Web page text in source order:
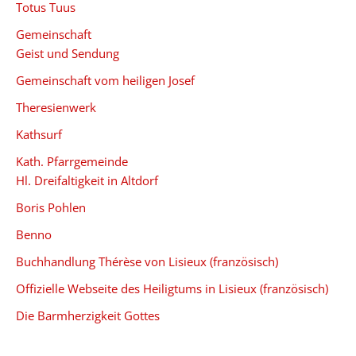
Totus Tuus
Gemeinschaft
Geist und Sendung
Gemeinschaft vom heiligen Josef
Theresienwerk
Kathsurf
Kath. Pfarrgemeinde
Hl. Dreifaltigkeit in Altdorf
Boris Pohlen
Benno
Buchhandlung Thérèse von Lisieux (französisch)
Offizielle Webseite des Heiligtums in Lisieux (französisch)
Die Barmherzigkeit Gottes